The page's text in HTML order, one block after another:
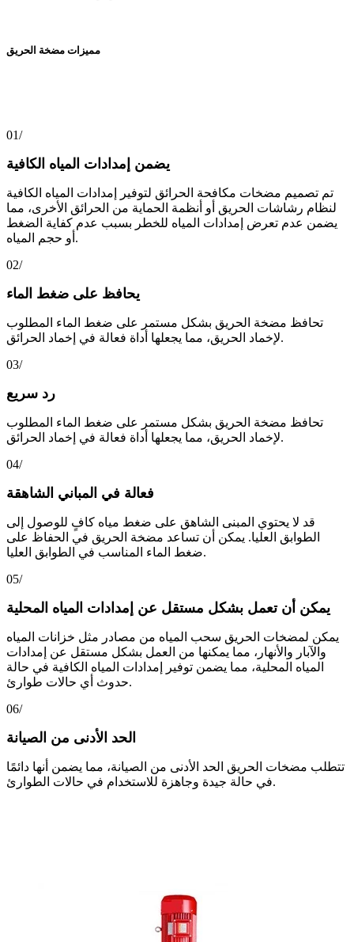
مميزات مضخة الحريق
01/
يضمن إمدادات المياه الكافية
تم تصميم مضخات مكافحة الحرائق لتوفير إمدادات المياه الكافية
لنظام رشاشات الحريق أو أنظمة الحماية من الحرائق الأخرى، مما
يضمن عدم تعرض إمدادات المياه للخطر بسبب عدم كفاية الضغط
أو حجم المياه.
02/
يحافظ على ضغط الماء
تحافظ مضخة الحريق بشكل مستمر على ضغط الماء المطلوب
لإخماد الحريق، مما يجعلها أداة فعالة في إخماد الحرائق.
03/
رد سريع
تحافظ مضخة الحريق بشكل مستمر على ضغط الماء المطلوب
لإخماد الحريق، مما يجعلها أداة فعالة في إخماد الحرائق.
04/
فعالة في المباني الشاهقة
قد لا يحتوي المبنى الشاهق على ضغط مياه كافٍ للوصول إلى
الطوابق العليا. يمكن أن تساعد مضخة الحريق في الحفاظ على
ضغط الماء المناسب في الطوابق العليا.
05/
يمكن أن تعمل بشكل مستقل عن إمدادات المياه المحلية
يمكن لمضخات الحريق سحب المياه من مصادر مثل خزانات المياه
والآبار والأنهار، مما يمكنها من العمل بشكل مستقل عن إمدادات
المياه المحلية، مما يضمن توفير إمدادات المياه الكافية في حالة
حدوث أي حالات طوارئ.
06/
الحد الأدنى من الصيانة
تتطلب مضخات الحريق الحد الأدنى من الصيانة، مما يضمن أنها دائمًا
في حالة جيدة وجاهزة للاستخدام في حالات الطوارئ.